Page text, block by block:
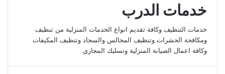
خدمات الدرب
خدمات التنظيف وكافة تقديم انواع الخدمات المنزلية من تنظيف
ومكافحة الحشرات وتنظيف المجالس والسجاد وتنظيف المكيفات
وكافة اعمال الصيانة المنزلية وتسليك المجاري